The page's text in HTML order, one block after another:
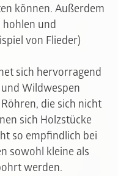
können. Außerdem
und
von Flieder)
sich hervorragend
Wildwespen
die sich nicht
sich Holzstücke
so empfindlich bei
sowohl kleine als
werden.